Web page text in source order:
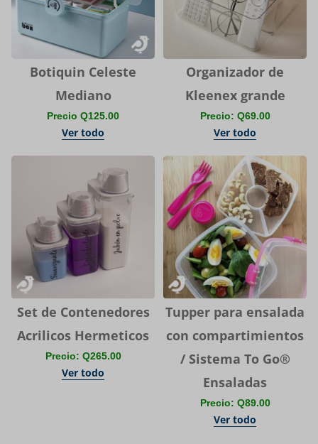
Botiquin Celeste
Mediano
Precio Q125.00
Ver todo
Organizador de
Kleenex grande
Precio: Q69.00
Ver todo
Set de Contenedores
Acrilicos Hermeticos
Precio: Q265.00
Ver todo
Tupper para ensalada
con compartimientos
/ Sistema To Go®
Ensaladas
Precio: Q89.00
Ver todo